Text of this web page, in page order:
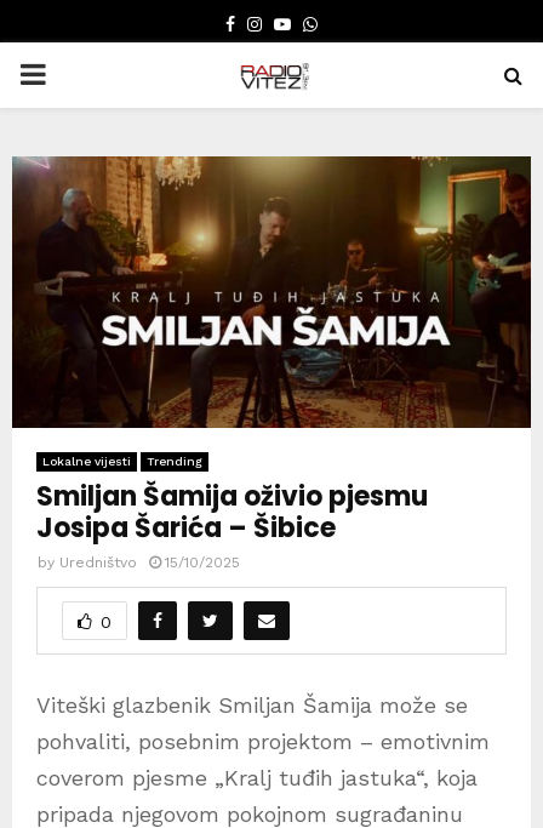
FACEBOOK
INSTAGRAM
YOUTUBE
WHATSAPP
PRIMARY
Lokalne vijesti Trending
Smiljan Šamija oživio pjesmu
Josipa Šarića – Šibice
by Uredništvo 15/10/2025
0
Viteški glazbenik Smiljan Šamija može se
pohvaliti, posebnim projektom – emotivnim
coverom pjesme „Kralj tuđih jastuka“, koja
pripada njegovom pokojnom sugrađaninu